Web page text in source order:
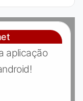
aplicação